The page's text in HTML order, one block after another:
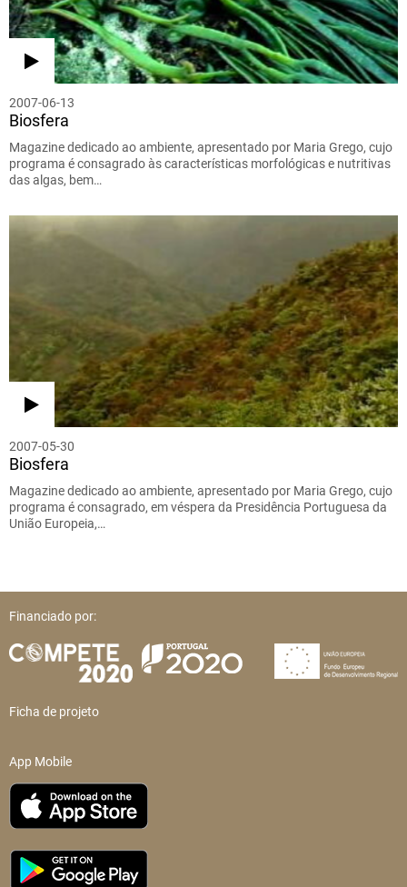
2007-06-13
Biosfera
Magazine dedicado ao ambiente, apresentado por Maria Grego, cujo
programa é consagrado às características morfológicas e nutritivas
das algas, bem…
2007-05-30
Biosfera
Magazine dedicado ao ambiente, apresentado por Maria Grego, cujo
programa é consagrado, em véspera da Presidência Portuguesa da
União Europeia,…
Financiado por:
Ficha de projeto
App Mobile